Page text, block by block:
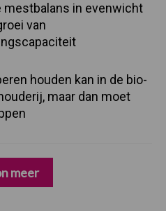
mestbalans in evenwicht
van
houden kan in de bio-
maar dan moet
meer